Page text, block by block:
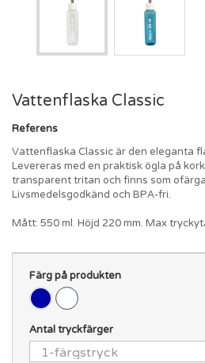
Vattenflaska Classic
Referens
Vattenflaska Classic är den eleganta
Levereras med en praktisk ögla på
transparent tritan och finns som
Livsmedelsgodkänd och BPA-fri.
Mått: 550 ml. Höjd 220 mm. Max
Färg på produkten
Antal tryckfärger